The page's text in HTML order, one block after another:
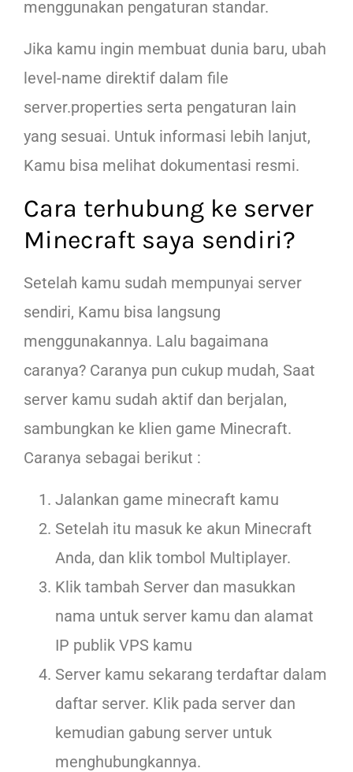
menggunakan pengaturan standar.
Jika kamu ingin membuat dunia baru, ubah
level-name direktif dalam file
server.properties serta pengaturan lain
yang sesuai. Untuk informasi lebih lanjut,
Kamu bisa melihat dokumentasi resmi.
Cara terhubung ke server
Minecraft saya sendiri?
Setelah kamu sudah mempunyai server
sendiri, Kamu bisa langsung
menggunakannya. Lalu bagaimana
caranya? Caranya pun cukup mudah, Saat
server kamu sudah aktif dan berjalan,
sambungkan ke klien game Minecraft.
Caranya sebagai berikut :
Jalankan game minecraft kamu
Setelah itu masuk ke akun Minecraft
Anda, dan klik tombol Multiplayer.
Klik tambah Server dan masukkan
nama untuk server kamu dan alamat
IP publik VPS kamu
Server kamu sekarang terdaftar dalam
daftar server. Klik pada server dan
kemudian gabung server untuk
menghubungkannya.